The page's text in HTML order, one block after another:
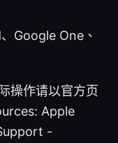
Google One、
操作请以官方页
Apple
-